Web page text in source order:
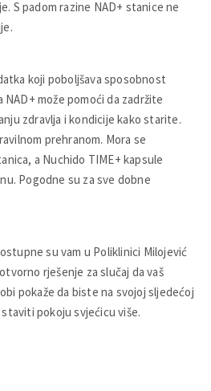
S padom razine NAD+ stanice ne
koji poboljšava sposobnost
može pomoći da zadržite
zdravlja i kondicije kako starite.
prehranom. Mora se
a Nuchido TIME+ kapsule
Pogodne su za sve dobne
su vam u Poliklinici Milojević
rješenje za slučaj da vaš
pokaže da biste na svojoj sljedećoj
pokoju svjećicu više.